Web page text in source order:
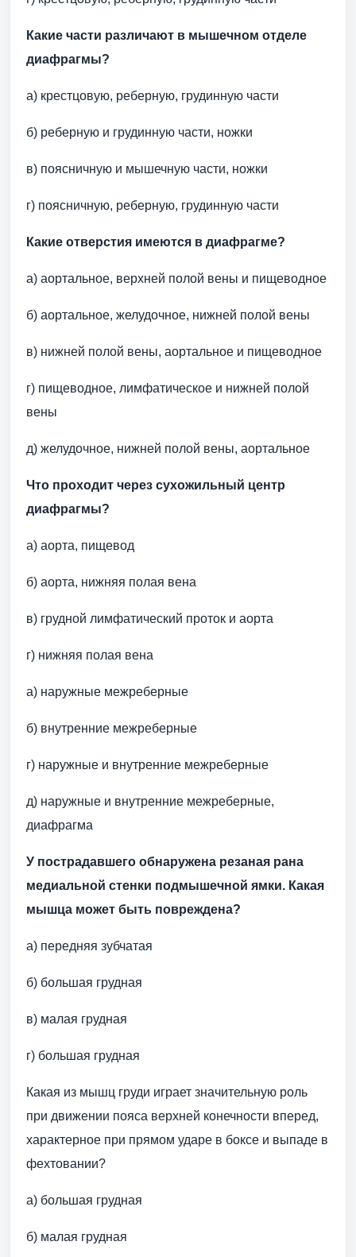
Какие части различают в мышечном отделе
диафрагмы?
а) крестцовую, реберную, грудинную части
б) реберную и грудинную части, ножки
в) поясничную и мышечную части, ножки
г) поясничную, реберную, грудинную части
Какие отверстия имеются в диафрагме?
а) аортальное, верхней полой вены и пищеводное
б) аортальное, желудочное, нижней полой вены
в) нижней полой вены, аортальное и пищеводное
г) пищеводное, лимфатическое и нижней полой
вены
д) желудочное, нижней полой вены, аортальное
Что проходит через сухожильный центр
диафрагмы?
а) аорта, пищевод
б) аорта, нижняя полая вена
в) грудной лимфатический проток и аорта
г) нижняя полая вена
а) наружные межреберные
б) внутренние межреберные
г) наружные и внутренние межреберные
д) наружные и внутренние межреберные,
диафрагма
У пострадавшего обнаружена резаная рана
медиальной стенки подмышечной ямки. Какая
мышца может быть повреждена?
а) передняя зубчатая
б) большая грудная
в) малая грудная
г) большая грудная
Какая из мышц груди играет значительную роль
при движении пояса верхней конечности вперед,
характерное при прямом ударе в боксе и выпаде в
фехтовании?
а) большая грудная
б) малая грудная